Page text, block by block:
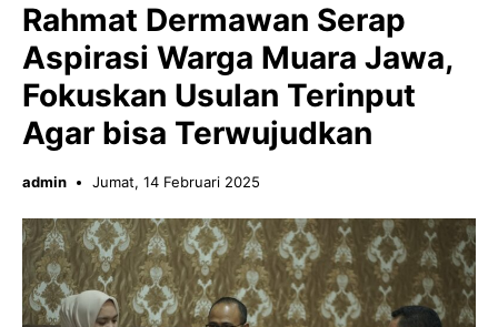
Rahmat Dermawan Serap
Aspirasi Warga Muara Jawa,
Fokuskan Usulan Terinput
Agar bisa Terwujudkan
admin Jumat, 14 Februari 2025